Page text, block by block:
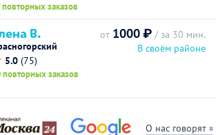
повторных заказов
В.
5.0 (75)
повторных заказов
от 1000 ₽ / за 30 мин.
В своём районе
О нас говорят »